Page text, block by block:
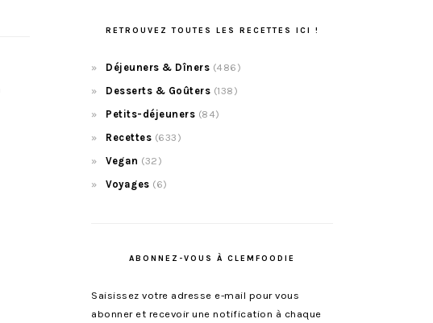
RETROUVEZ TOUTES LES RECETTES ICI !
Déjeuners & Dîners (486)
Desserts & Goûters (138)
Petits-déjeuners (84)
Recettes (633)
Vegan (32)
Voyages (6)
ABONNEZ-VOUS À CLEMFOODIE
Saisissez votre adresse e-mail pour vous
abonner et recevoir une notification à chaque